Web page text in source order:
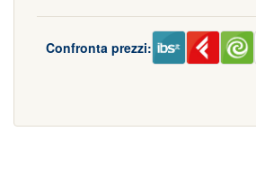
Confronta prezzi: